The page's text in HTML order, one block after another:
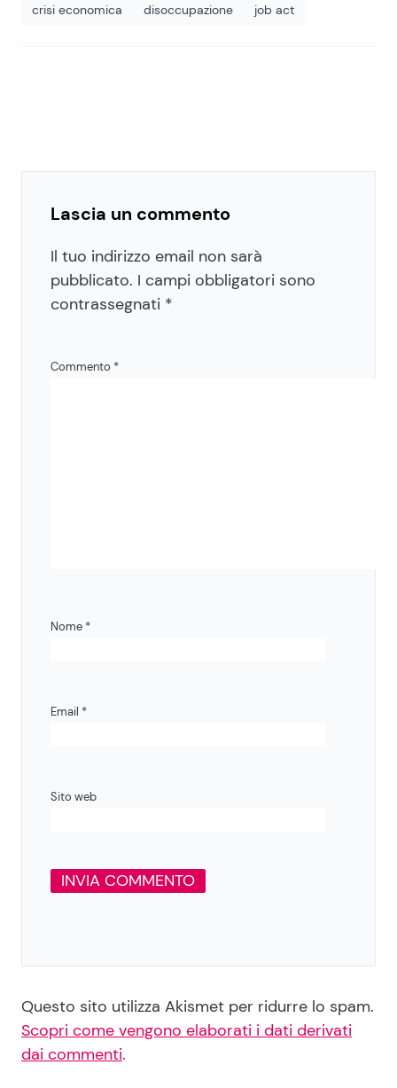
crisi economica disoccupazione job act
Lascia un commento
Il tuo indirizzo email non sarà
pubblicato. I campi obbligatori sono
contrassegnati *
Commento *
Nome *
Email *
Sito web
Questo sito utilizza Akismet per ridurre lo spam.
Scopri come vengono elaborati i dati derivati
dai commenti.